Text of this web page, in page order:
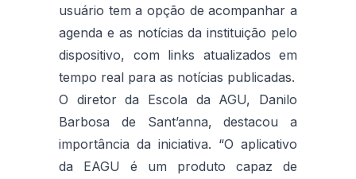
usuário tem a opção de acompanhar a
agenda e as notícias da instituição pelo
dispositivo, com links atualizados em
tempo real para as notícias publicadas.
O diretor da Escola da AGU, Danilo
Barbosa de Sant’anna, destacou a
importância da iniciativa. “O aplicativo
da EAGU é um produto capaz de